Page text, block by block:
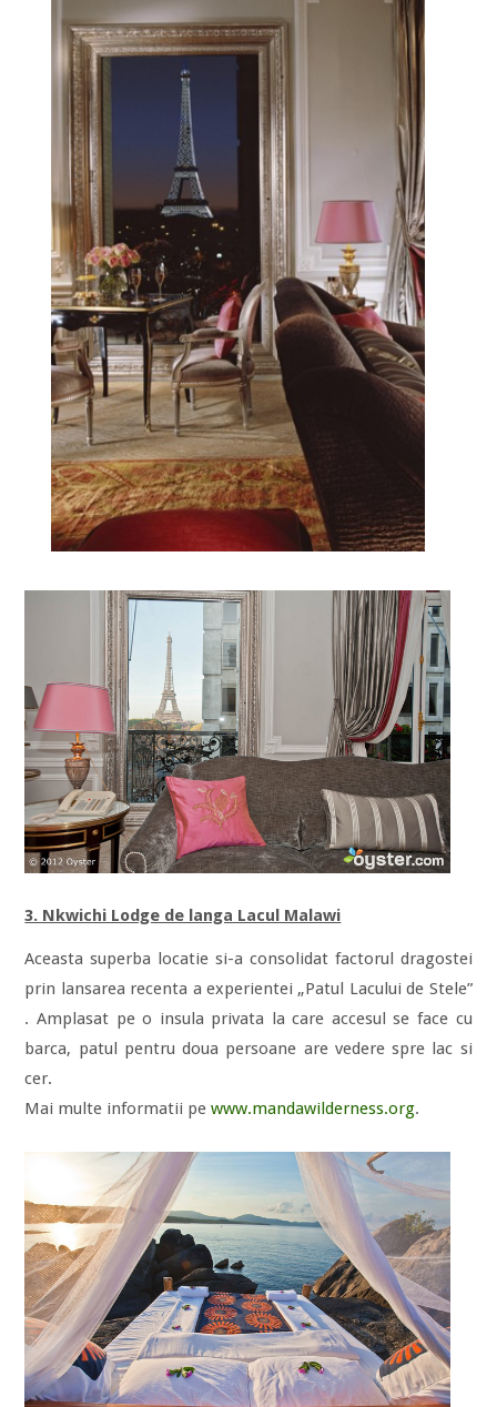
3. Nkwichi Lodge de langa Lacul Malawi
Aceasta superba locatie si-a consolidat factorul dragostei
prin lansarea recenta a experientei „Patul Lacului de Stele”
. Amplasat pe o insula privata la care accesul se face cu
barca, patul pentru doua persoane are vedere spre lac si
cer.
Mai multe informatii pewww.mandawilderness.org.